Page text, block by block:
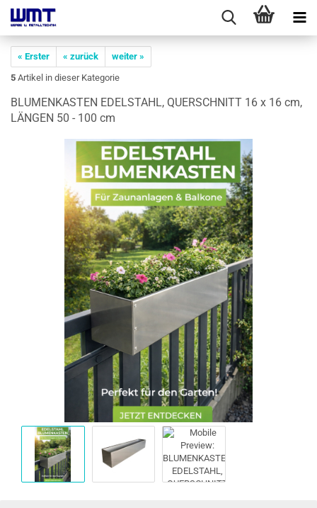
« Erster « zurück
weiter »
5 Artikel in dieser Kategorie
BLU­MEN­KAS­TEN EDEL­STAHL, QUER­SCHNITT 16 x 16 cm,
LÄN­GEN 50 - 100 cm